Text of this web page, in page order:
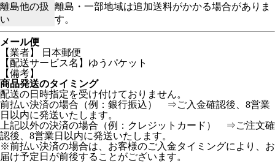
離島他の扱
い
離島・一部地域は追加送料がかかる場合がありま
す。
メール便
【業者】 日本郵便
【配送サービス名】ゆうパケット
【備考】
商品発送のタイミング
配送の日時指定を受け付けておりません。
前払い決済の場合（例：銀行振込） ⇒ご入金確認後、8営業
日以内に発送いたします。
上記以外の決済の場合（例：クレジットカード） ⇒ご注文確
認後、8営業日以内に発送いたします。
※前払い決済の場合は、お客様のご入金タイミングにより、お
届け予定日が前後することがございます。